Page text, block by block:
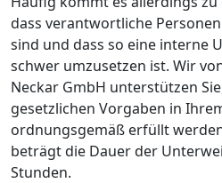
dass verantwortliche
sind und dass so eine interne
schwer umzusetzen ist. Wir
Neckar GmbH unterstützen
gesetzlichen Vorgaben in
ordnungsgemäß erfüllt
beträgt die Dauer der
Stunden.